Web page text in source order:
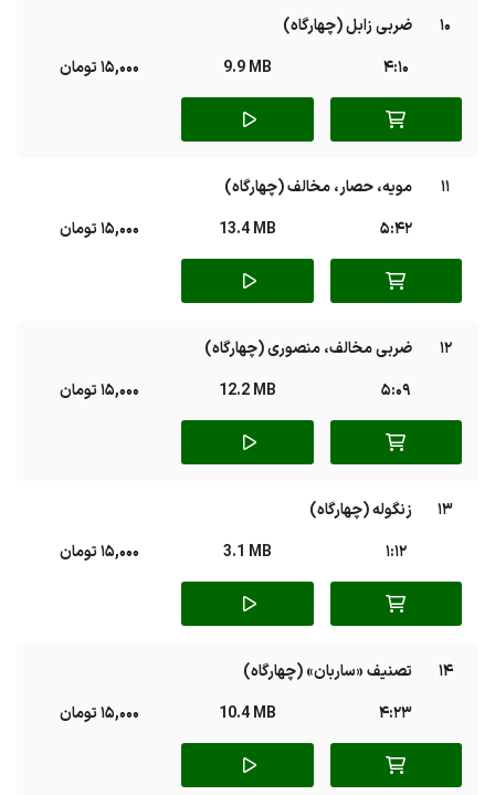
10
ضربی زابل (چهارگاه)
4:10
9.9 MB 15,000 تومان
11
مویه، حصار، مخالف (چهارگاه)
5:42
13.4 MB 15,000 تومان
12
ضربی مخالف، منصوری (چهارگاه)
5:09
12.2 MB 15,000 تومان
13
زنگوله (چهارگاه)
1:12
3.1 MB 15,000 تومان
14
تصنیف «ساربان» (چهارگاه)
4:23
10.4 MB 15,000 تومان